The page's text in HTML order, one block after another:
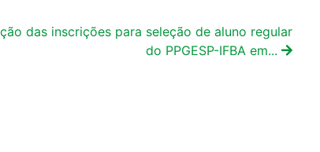
das inscrições para seleção de aluno regular
do PPGESP-IFBA em...